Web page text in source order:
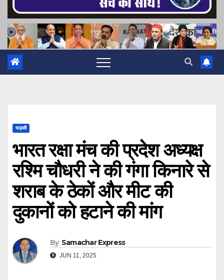
रूड़की
भारत रक्षा मंच की प्रदेश अध्यक्ष
रश्मि चौधरी ने की गंगा किनारे से
शराब के ठेकों और मीट की
दुकानों को हटाने की मांग
By Samachar Express
JUN 11, 2025